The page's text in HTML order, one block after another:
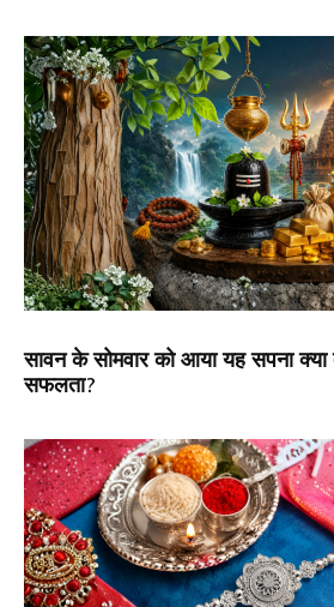
सावन के सोमवार को आया यह सपना
सफलता?